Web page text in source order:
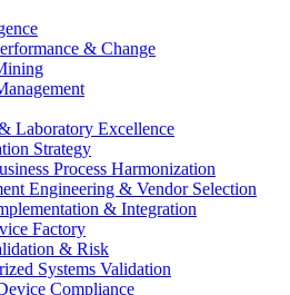
& Change
Laboratory Excellence
Strategy
Process Harmonization
Engineering & Vendor Selection
& Integration
Factory
& Risk
Systems Validation
Compliance